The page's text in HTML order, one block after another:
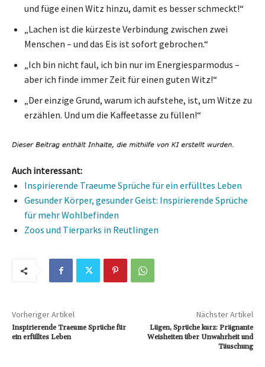
und füge einen Witz hinzu, damit es besser schmeckt!“
„Lachen ist die kürzeste Verbindung zwischen zwei
Menschen – und das Eis ist sofort gebrochen.“
„Ich bin nicht faul, ich bin nur im Energiesparmodus –
aber ich finde immer Zeit für einen guten Witz!“
„Der einzige Grund, warum ich aufstehe, ist, um Witze zu
erzählen. Und um die Kaffeetasse zu füllen!“
Auch interessant:
Inspirierende Traeume Sprüche für ein erfülltes Leben
Gesunder Körper, gesunder Geist: Inspirierende Sprüche
für mehr Wohlbefinden
Zoos und Tierparks in Reutlingen
Vorheriger Artikel
Inspirierende Traeume Sprüche für
ein erfülltes Leben
Nächster Artikel
Lügen, Sprüche kurz: Prägnante
Weisheiten über Unwahrheit und
Täuschung